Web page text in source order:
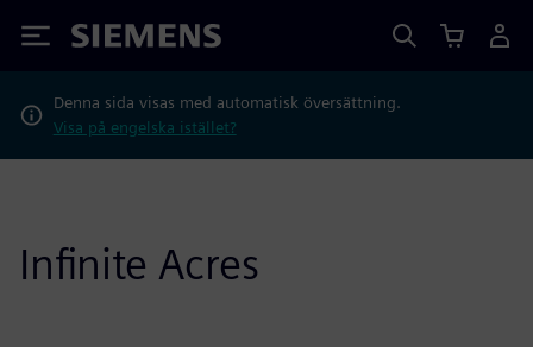
Siemens
Denna sida visas med automatisk översättning.
Visa på engelska istället?
Infinite Acres